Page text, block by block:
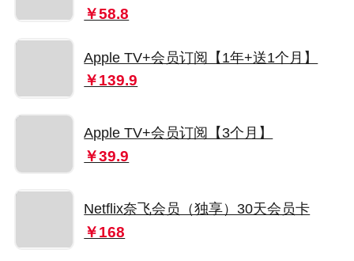
￥58.8
Apple TV+会员订阅【1年+送1个月】
￥139.9
Apple TV+会员订阅【3个月】
￥39.9
Netflix奈飞会员（独享）30天会员卡
￥168